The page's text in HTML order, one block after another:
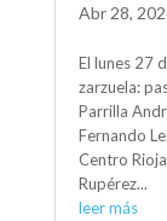
Abr 28,
El lunes 27
zarzuela:
Parrilla
Fernando
Centro
Rupérez...
leer más